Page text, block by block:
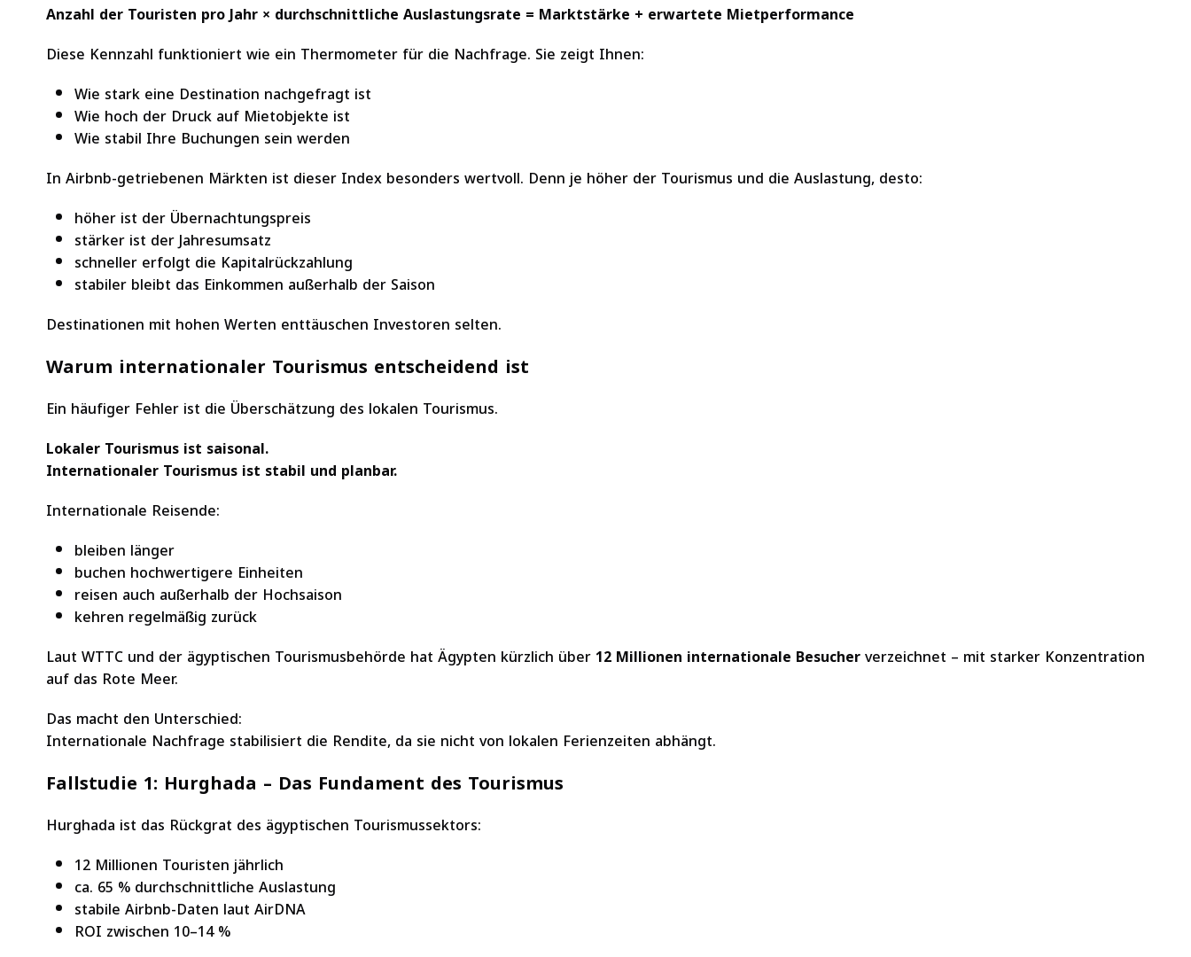
Anzahl der Touristen pro Jahr × durchschnittliche Auslastungsrate = Marktstärke + erwartete Mietperformance
Diese Kennzahl funktioniert wie ein Thermometer für die Nachfrage. Sie zeigt Ihnen:
Wie stark eine Destination nachgefragt ist
Wie hoch der Druck auf Mietobjekte ist
Wie stabil Ihre Buchungen sein werden
In Airbnb-getriebenen Märkten ist dieser Index besonders wertvoll. Denn je höher der Tourismus und die Auslastung, desto:
höher ist der Übernachtungspreis
stärker ist der Jahresumsatz
schneller erfolgt die Kapitalrückzahlung
stabiler bleibt das Einkommen außerhalb der Saison
Destinationen mit hohen Werten enttäuschen Investoren selten.
Warum internationaler Tourismus entscheidend ist
Ein häufiger Fehler ist die Überschätzung des lokalen Tourismus.
Lokaler Tourismus ist saisonal.
Internationaler Tourismus ist stabil und planbar.
Internationale Reisende:
bleiben länger
buchen hochwertigere Einheiten
reisen auch außerhalb der Hochsaison
kehren regelmäßig zurück
Laut WTTC und der ägyptischen Tourismusbehörde hat Ägypten kürzlich über12 Millionen internationale Besucherverzeichnet – mit starker Konzentration
auf das Rote Meer.
Das macht den Unterschied:
Internationale Nachfrage stabilisiert die Rendite, da sie nicht von lokalen Ferienzeiten abhängt.
Fallstudie 1: Hurghada – Das Fundament des Tourismus
Hurghada ist das Rückgrat des ägyptischen Tourismussektors:
12 Millionen Touristen jährlich
ca. 65 % durchschnittliche Auslastung
stabile Airbnb-Daten laut AirDNA
ROI zwischen 10–14 %